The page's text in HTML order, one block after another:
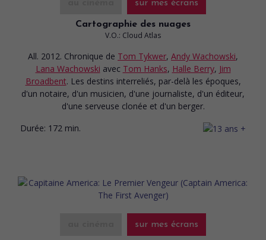
sur mes écrans
Cartographie des nuages
V.O.: Cloud Atlas
All. 2012. Chronique de Tom Tykwer, Andy Wachowski,
Lana Wachowski avec Tom Hanks, Halle Berry, Jim
Broadbent. Les destins interreliés, par-delà les époques,
d'un notaire, d'un musicien, d'une journaliste, d'un éditeur,
d'une serveuse clonée et d'un berger.
Durée: 172 min.
sur mes écrans